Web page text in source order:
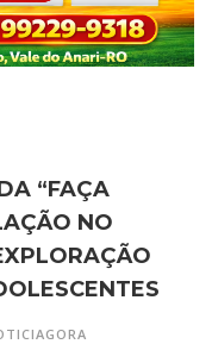
“FAÇA
NO